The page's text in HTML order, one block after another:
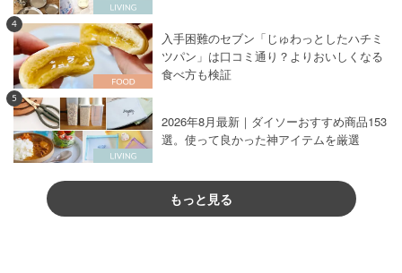
4
入手困難のセブン「じゅわっとしたハチミ
ツパン」は口コミ通り？よりおいしくなる
食べ方も検証
5
2026年8月最新｜ダイソーおすすめ商品153
選。使って良かった神アイテムを厳選
もっと見る